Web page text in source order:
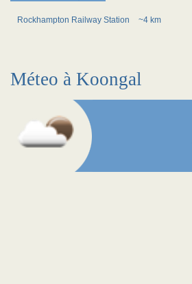
Rockhampton Railway Station ~4 km
Méteo à Koongal